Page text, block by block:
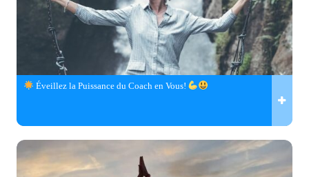
Éveillez la Puissance du Coach en Vous!